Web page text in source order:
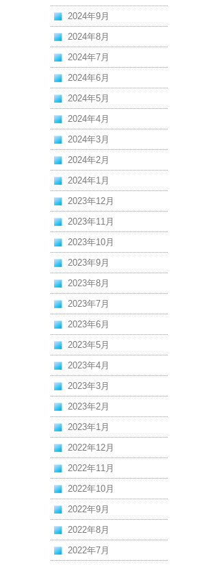
2024年9月
2024年8月
2024年7月
2024年6月
2024年5月
2024年4月
2024年3月
2024年2月
2024年1月
2023年12月
2023年11月
2023年10月
2023年9月
2023年8月
2023年7月
2023年6月
2023年5月
2023年4月
2023年3月
2023年2月
2023年1月
2022年12月
2022年11月
2022年10月
2022年9月
2022年8月
2022年7月